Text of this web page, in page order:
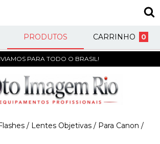
PRODUTOS CARRINHO 0
PARA TODO O BRASIL!
/ Lentes Objetivas / Para Canon /